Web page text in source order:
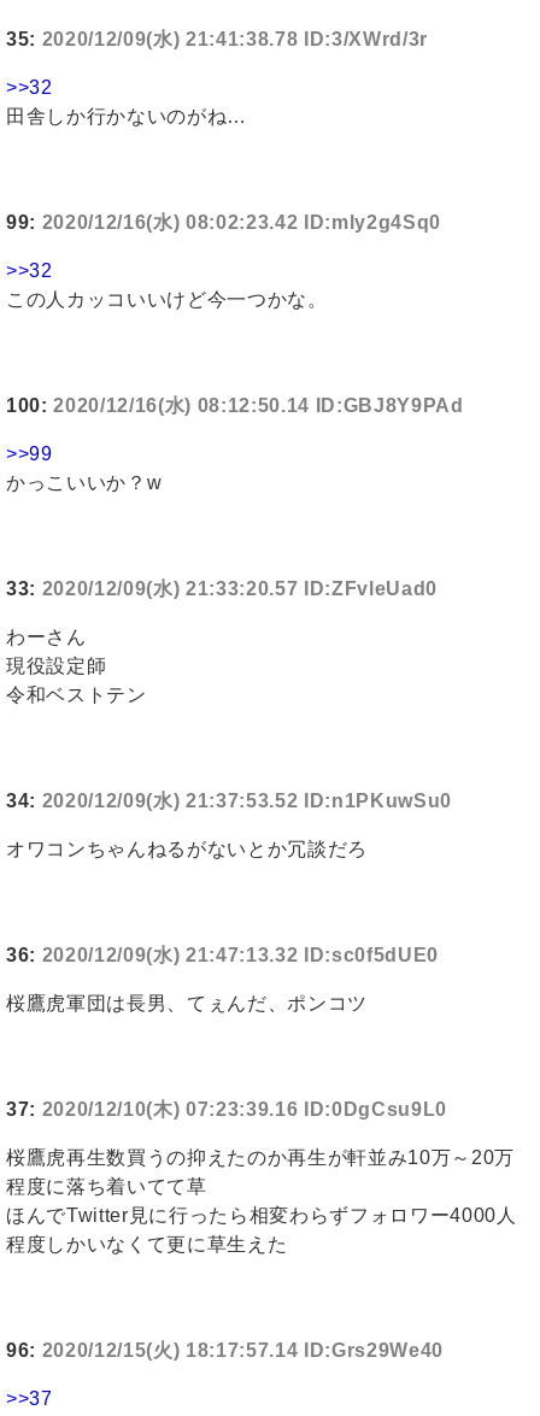
35: 2020/12/09(水) 21:41:38.78 ID:3/XWrd/3r
>>32
田舎しか行かないのがね…
99: 2020/12/16(水) 08:02:23.42 ID:mly2g4Sq0
>>32
この人カッコいいけど今一つかな。
100:2020/12/16(水) 08:12:50.14 ID:GBJ8Y9PAd
>>99
かっこいいか？w
33: 2020/12/09(水) 21:33:20.57 ID:ZFvleUad0
わーさん
現役設定師
令和ベストテン
34: 2020/12/09(水) 21:37:53.52 ID:n1PKuwSu0
オワコンちゃんねるがないとか冗談だろ
36: 2020/12/09(水) 21:47:13.32 ID:sc0f5dUE0
桜鷹虎軍団は長男、てぇんだ、ポンコツ
37: 2020/12/10(木) 07:23:39.16 ID:0DgCsu9L0
桜鷹虎再生数買うの抑えたのか再生が軒並み10万～20万
程度に落ち着いてて草
ほんでTwitter見に行ったら相変わらずフォロワー4000人
程度しかいなくて更に草生えた
96: 2020/12/15(火) 18:17:57.14 ID:Grs29We40
>>37